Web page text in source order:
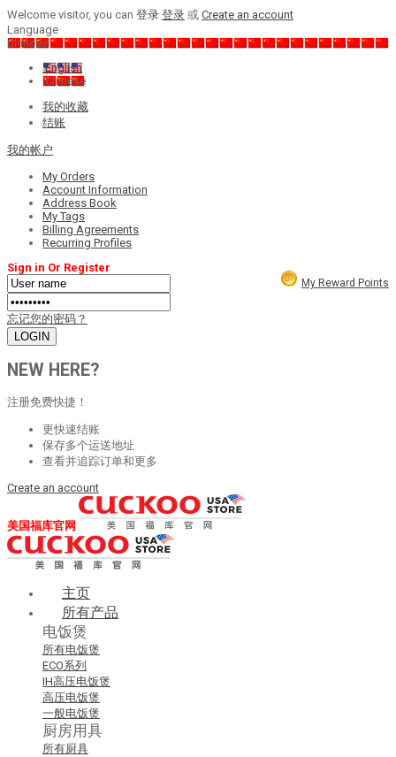
Welcome visitor, you can 登录 登录 或 Create an account
Language
Chinese
English
Chinese
我的收藏
结账
我的帐户
My Orders
Account Information
Address Book
My Tags
Billing Agreements
Recurring Profiles
My Reward Points
Sign in Or Register
忘记您的密码？
NEW HERE?
注册免费快捷！
更快速结账
保存多个运送地址
查看并追踪订单和更多
Create an account
美国福库官网
主页
所有产品
电饭煲
所有电饭煲
ECO系列
IH高压电饭煲
高压电饭煲
一般电饭煲
厨房用具
所有厨具